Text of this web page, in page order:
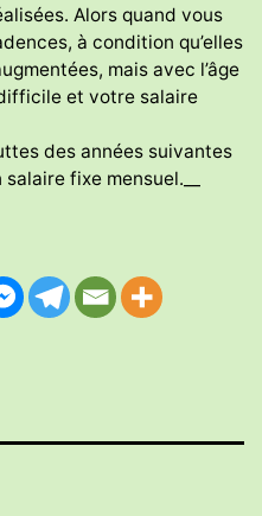
Alors quand vous
à condition qu’elles
mais avec l’âge
et votre salaire
des années suivantes
fixe mensuel.__